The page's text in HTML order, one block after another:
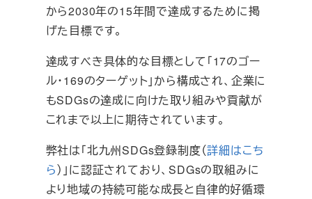
から2030年の15年間で達成するために掲
げた目標です。
達成すべき具体的な目標として「17のゴー
ル・169のターゲット」から構成され、企業に
もSDGsの達成に向けた取り組みや貢献が
これまで以上に期待されています。
弊社は「北九州SDGs登録制度（詳細はこち
ら）」に認証されており、SDGsの取組みに
より地域の持続可能な成長と自律的好循環